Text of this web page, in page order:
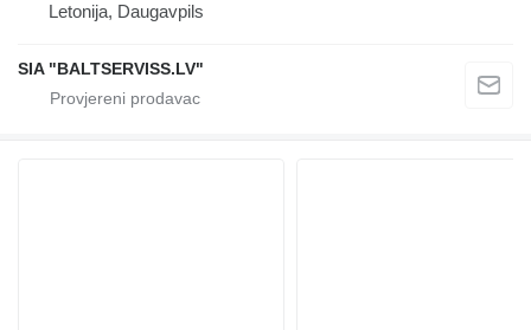
Letonija, Daugavpils
SIA "BALTSERVISS.LV"